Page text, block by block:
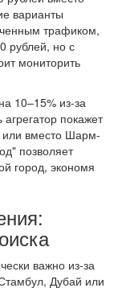
варианты
трафиком,
рублей, но с
мониторить
10–15% из-за
покажет
вместо Шарм-
позволяет
город, экономя
важно из-за
Дубай или